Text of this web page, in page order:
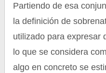
Partiendo de esa
la definición de
utilizado para expresar
lo que se considera
algo en concreto se